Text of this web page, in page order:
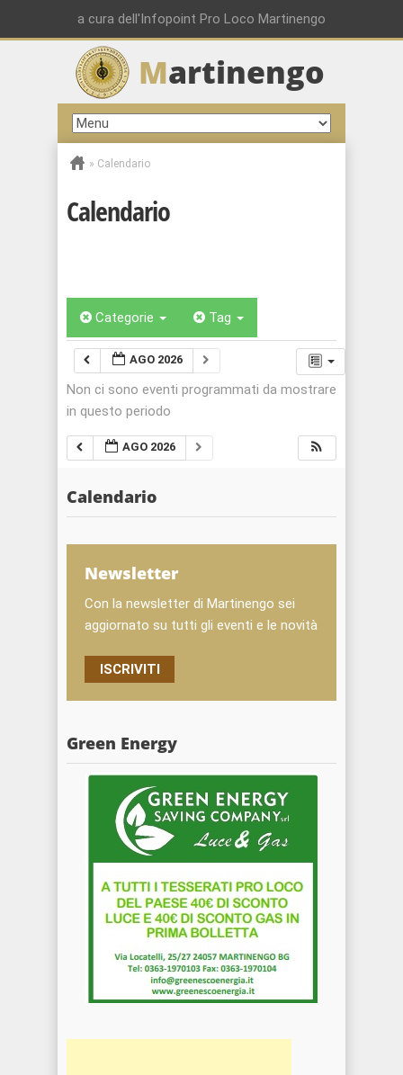
a cura dell'Infopoint Pro Loco Martinengo
Martinengo
» Calendario
Calendario
Categorie Tag
AGO 2026
Non ci sono eventi programmati da mostrare
in questo periodo
AGO 2026
Calendario
Newsletter
Con la newsletter di Martinengo sei
aggiornato su tutti gli eventi e le novità
ISCRIVITI
Green Energy